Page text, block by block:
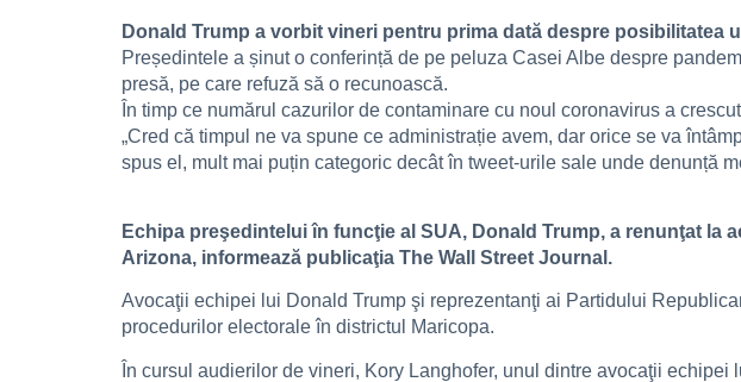
Donald Trump a vorbit vineri pentru prima dată despre
Președintele a șinut o conferință de pe peluza Casei Albe despre
presă, pe care refuză să o recunoască.
În timp ce numărul cazurilor de contaminare cu noul coronavirus a
„Cred că timpul ne va spune ce administrație avem, dar orice se va
spus el, mult mai puțin categoric decât în ​​tweet-urile sale unde denunță
Echipa preşedintelui în funcţie al SUA, Donald Trump, a renunţat
Arizona, informează publicaţia The Wall Street Journal.
Avocaţii echipei lui Donald Trump şi reprezentanţi ai Partidului
procedurilor electorale în districtul Maricopa.
În cursul audierilor de vineri, Kory Langhofer, unul dintre avocaţii